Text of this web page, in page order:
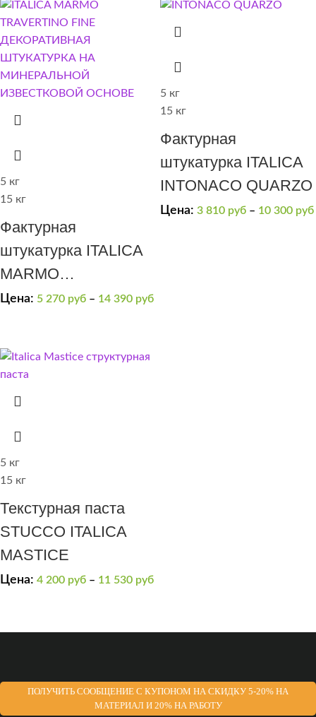
5 кг
15 кг
Фактурная
штукатурка ITALICA
MARMO
TRAVERTINO FINE
известковой основе)
мелкозернистая
Цена: 5 270 руб – 14 390 руб
5 кг
15 кг
Фактурная
штукатурка ITALICA
INTONACO QUARZO
Цена: 3 810 руб – 10 300 руб
5 кг
15 кг
Текстурная паста
STUCCO ITALICA
MASTICE
Цена: 4 200 руб – 11 530 руб
ПОЛУЧИТЬ СООБЩЕНИЕ С КУПОНОМ НА СКИДКУ 5-20% НА
МАТЕРИАЛ И 20% НА РАБОТУ